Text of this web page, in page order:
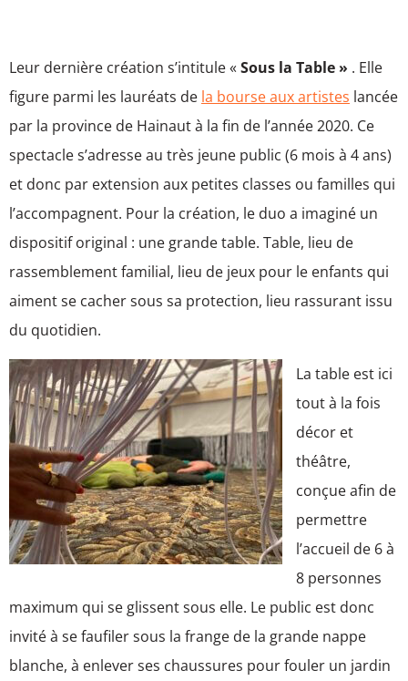
Leur dernière création s’intitule «Sous la Table » . Elle
figure parmi les lauréats de la bourse aux artistes lancée
par la province de Hainaut à la fin de l’année 2020. Ce
spectacle s’adresse au très jeune public (6 mois à 4 ans)
et donc par extension aux petites classes ou familles qui
l’accompagnent. Pour la création, le duo a imaginé un
dispositif original : une grande table. Table, lieu de
rassemblement familial, lieu de jeux pour le enfants qui
aiment se cacher sous sa protection, lieu rassurant issu
du quotidien.
La table est ici
tout à la fois
décor et
théâtre,
conçue afin de
permettre
l’accueil de 6 à
8 personnes
maximum qui se glissent sous elle. Le public est donc
invité à se faufiler sous la frange de la grande nappe
blanche, à enlever ses chaussures pour fouler un jardin